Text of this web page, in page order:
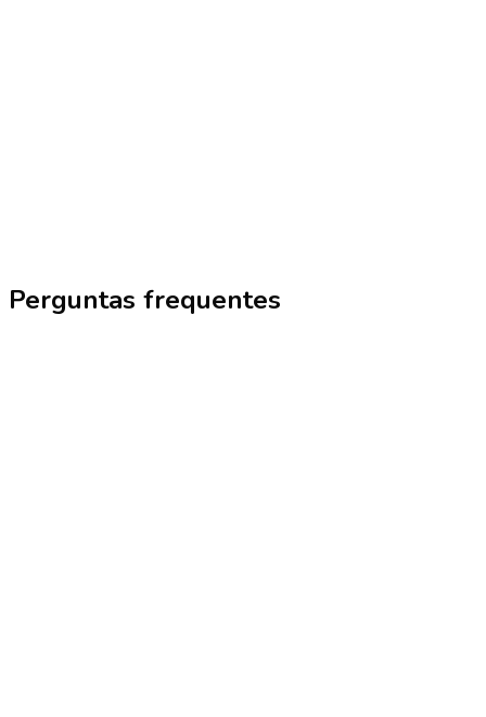
Perguntas frequentes